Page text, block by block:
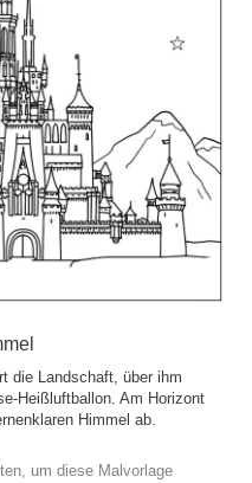
die Landschaft, über ihm
Heißluftballon. Am Horizont
Himmel ab.
um diese Malvorlage